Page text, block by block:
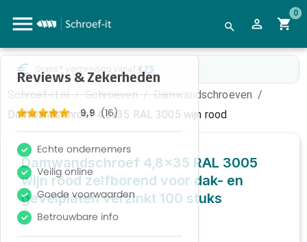
0
Schroef-it.nl / Schroeven / Damwandschroeven /
Damwandschroef 4,8x35 RAL 3005 wijn rood
Damwandschroef 4,8x35 RAL 3005
wijn rood zelfborend voor dak- en
gevelplaten verzinkt 100 stuks